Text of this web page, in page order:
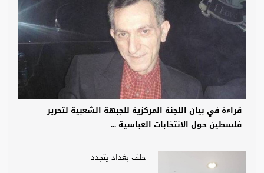
قراءة في بيان اللجنة المركزية للجبهة الشعبية لتحرير
فلسطين حول الانتخابات العباسية ...
حلف بغداد يتجدد